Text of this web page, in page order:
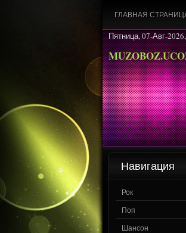
ГЛАВНАЯ
Пятница, 07-Авг-
Навигация
Рок
Поп
Шансон